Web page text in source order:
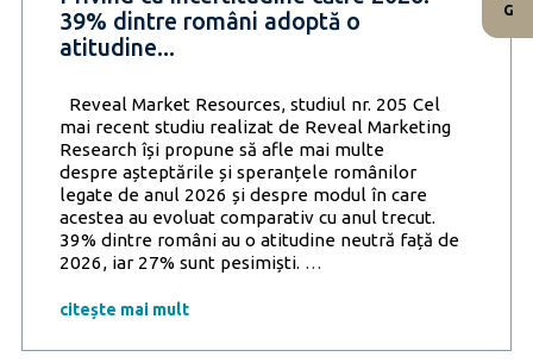
39% dintre români adoptă o
atitudine...
Reveal Market Resources, studiul nr. 205 Cel
mai recent studiu realizat de Reveal Marketing
Research își propune să afle mai multe
despre așteptările și speranțele românilor
legate de anul 2026 și despre modul în care
acestea au evoluat comparativ cu anul trecut.
39% dintre români au o atitudine neutră față de
2026, iar 27% sunt pesimiști. …
2026:
citește mai mult